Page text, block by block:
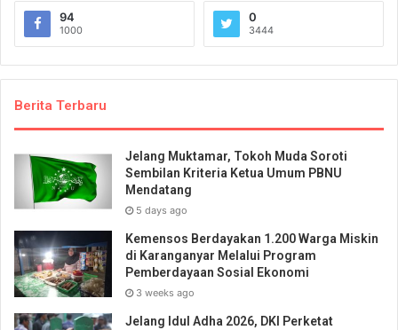
94
1000
0
3444
Berita Terbaru
Jelang Muktamar, Tokoh Muda Soroti
Sembilan Kriteria Ketua Umum PBNU
Mendatang
5 days ago
Kemensos Berdayakan 1.200 Warga Miskin
di Karanganyar Melalui Program
Pemberdayaan Sosial Ekonomi
3 weeks ago
Jelang Idul Adha 2026, DKI Perketat